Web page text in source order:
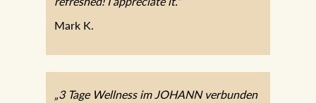
Mark K.
„3 Tage Wellness im JOHANN verbunden